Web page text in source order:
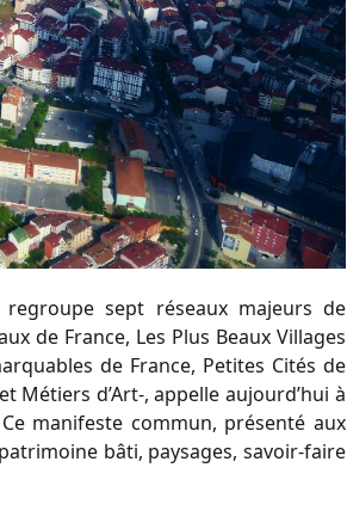
regroupe sept réseaux majeurs de
de France, Les Plus Beaux Villages
de France, Petites Cités de
Métiers d’Art-, appelle aujourd’hui à
manifeste commun, présenté aux
bâti, paysages, savoir-faire